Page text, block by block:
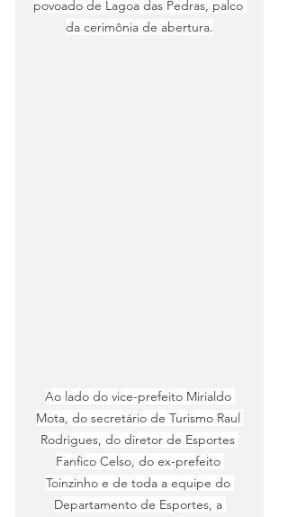
povoado de Lagoa das Pedras, palco
da cerimônia de abertura.
Ao lado do vice-prefeito Mirialdo
Mota, do secretário de Turismo Raul
Rodrigues, do diretor de Esportes
Fanfico Celso, do ex-prefeito
Toinzinho e de toda a equipe do
Departamento de Esportes, a